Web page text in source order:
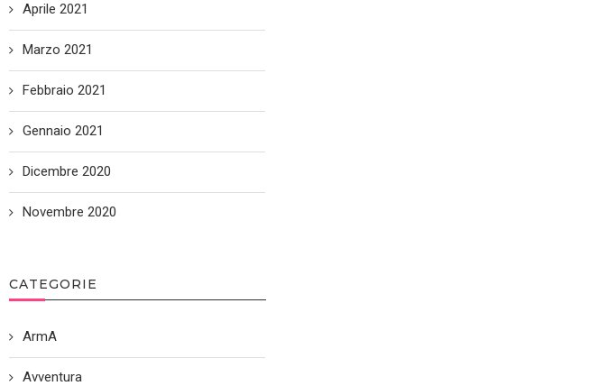
Aprile 2021
Marzo 2021
Febbraio 2021
Gennaio 2021
Dicembre 2020
Novembre 2020
CATEGORIE
ArmA
Avventura